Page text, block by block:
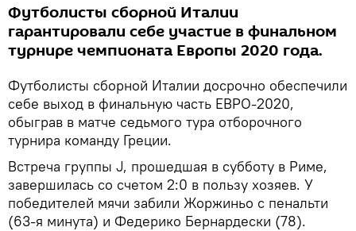
Футболисты сборной Италии
гарантировали себе участие в финальном
турнире чемпионата Европы 2020 года.
Футболисты сборной Италии досрочно обеспечили
себе выход в финальную часть ЕВРО-2020,
обыграв в матче седьмого тура отборочного
турнира команду Греции.
Встреча группы J, прошедшая в субботу в Риме,
завершилась со счетом 2:0 в пользу хозяев. У
победителей мячи забили Жоржиньо с пенальти
(63-я минута) и Федерико Бернардески (78).